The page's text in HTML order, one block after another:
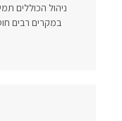
ניהול הכוללים
במקרים רבים